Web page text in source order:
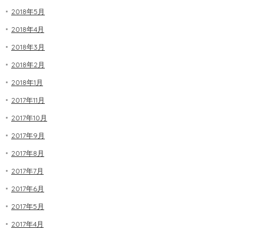
2018年5月
2018年4月
2018年3月
2018年2月
2018年1月
2017年11月
2017年10月
2017年9月
2017年8月
2017年7月
2017年6月
2017年5月
2017年4月